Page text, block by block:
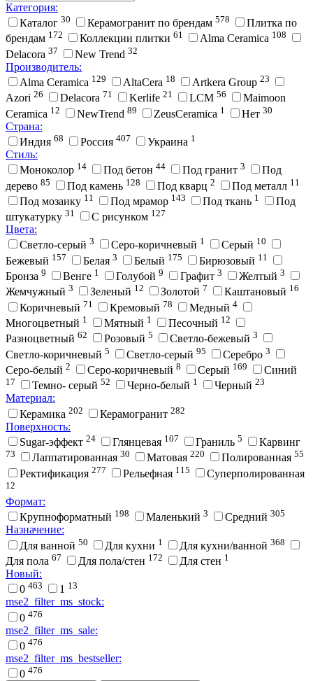
Категория:
Каталог 30 Керамогранит по брендам 578
Плитка по
брендам 172 Коллекции плитки 61 Alma Ceramica 108
Delacora 37 New Trend 32
Производитель:
Alma Ceramica 129 AltaCera 18 Artkera Group 23
Azori 26 Delacora 71 Kerlife 21 LCM 56
Maimoon
Ceramica 12 NewTrend 89 ZeusCeramica 1 Нет 30
Страна:
Индия 68 Россия 407 Украина 1
Стиль:
Моноколор 14 Под бетон 44 Под гранит 3
Под
дерево 85 Под камень 128 Под кварц 2 Под металл 11
Под мозаику 11 Под мрамор 143 Под ткань 1
Под
штукатурку 31 С рисунком 127
Цвета:
Cветло-серый 3 Cеро-коричневый 1 Cерый 10
Бежевый 157 Белая 3 Белый 175 Бирюзовый 11
Бронза 9 Венге 1 Голубой 9 Графит 3 Желтый 3
Жемчужный 3 Зеленый 12 Золотой 7 Каштановый 16
Коричневый 71 Кремовый 78 Медный 4
Многоцветный 1 Мятный 1 Песочный 12
Разноцветный 62 Розовый 5 Светло-бежевый 3
Светло-коричневый 5 Светло-серый 95 Серебро 3
Серо-белый 2 Серо-коричневый 8 Серый 169 Синий
17 Темно- серый 52 Черно-белый 1 Черный 23
Материал:
Керамика 202 Керамогранит 282
Поверхность:
Sugar-эффект 24 Глянцевая 107 Граниль 5 Карвинг
73 Лаппатированная 30 Матовая 220 Полированная 55
Ректификация 277 Рельефная 115 Суперполированная
12
Формат:
Крупноформатный 198 Маленький 3 Средний 305
Назначение:
Для ванной 50 Для кухни 1 Для кухни/ванной 368
Для пола 67 Для пола/стен 172 Для стен 1
Новый:
0 463 1 13
mse2_filter_ms_stock:
0 476
mse2_filter_ms_sale:
0 476
mse2_filter_ms_bestseller:
0 476